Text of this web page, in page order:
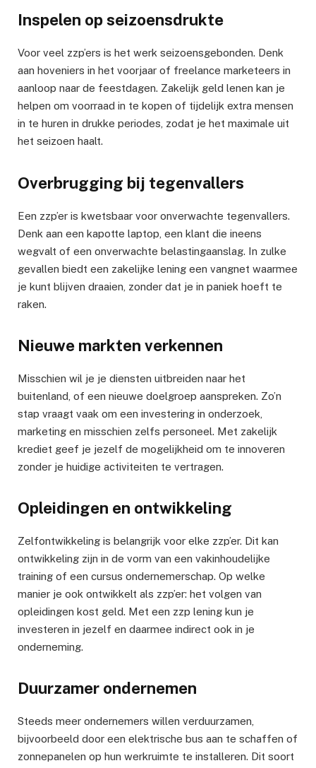
Inspelen op seizoensdrukte
Voor veel zzp’ers is het werk seizoensgebonden. Denk
aan hoveniers in het voorjaar of freelance marketeers in
aanloop naar de feestdagen. Zakelijk geld lenen kan je
helpen om voorraad in te kopen of tijdelijk extra mensen
in te huren in drukke periodes, zodat je het maximale uit
het seizoen haalt.
Overbrugging bij tegenvallers
Een zzp’er is kwetsbaar voor onverwachte tegenvallers.
Denk aan een kapotte laptop, een klant die ineens
wegvalt of een onverwachte belastingaanslag. In zulke
gevallen biedt een zakelijke lening een vangnet waarmee
je kunt blijven draaien, zonder dat je in paniek hoeft te
raken.
Nieuwe markten verkennen
Misschien wil je je diensten uitbreiden naar het
buitenland, of een nieuwe doelgroep aanspreken. Zo’n
stap vraagt vaak om een investering in onderzoek,
marketing en misschien zelfs personeel. Met zakelijk
krediet geef je jezelf de mogelijkheid om te innoveren
zonder je huidige activiteiten te vertragen.
Opleidingen en ontwikkeling
Zelfontwikkeling is belangrijk voor elke zzp’er. Dit kan
ontwikkeling zijn in de vorm van een vakinhoudelijke
training of een cursus ondernemerschap. Op welke
manier je ook ontwikkelt als zzp’er: het volgen van
opleidingen kost geld. Met een zzp lening kun je
investeren in jezelf en daarmee indirect ook in je
onderneming.
Duurzamer ondernemen
Steeds meer ondernemers willen verduurzamen,
bijvoorbeeld door een elektrische bus aan te schaffen of
zonnepanelen op hun werkruimte te installeren. Dit soort